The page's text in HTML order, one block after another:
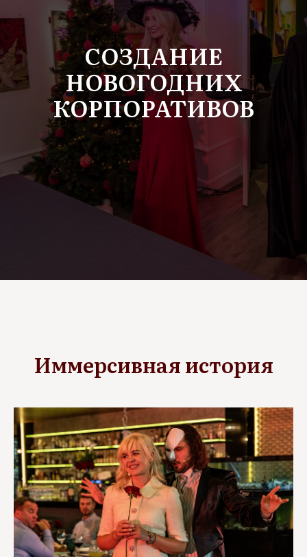
СОЗДАНИЕ
НОВОГОДНИХ
КОРПОРАТИВОВ
Иммерсивная история